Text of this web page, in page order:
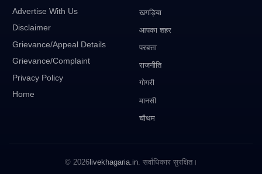
Advertise With Us
Disclaimer
Grievance/Appeal Details
Grievance/Complaint
Privacy Policy
Home
खगड़िया
आपका शहर
परबत्ता
राजनीति
गोगरी
मानसी
चौथम
© 2026livekhagaria.in. सर्वाधिकार सुरक्षित।